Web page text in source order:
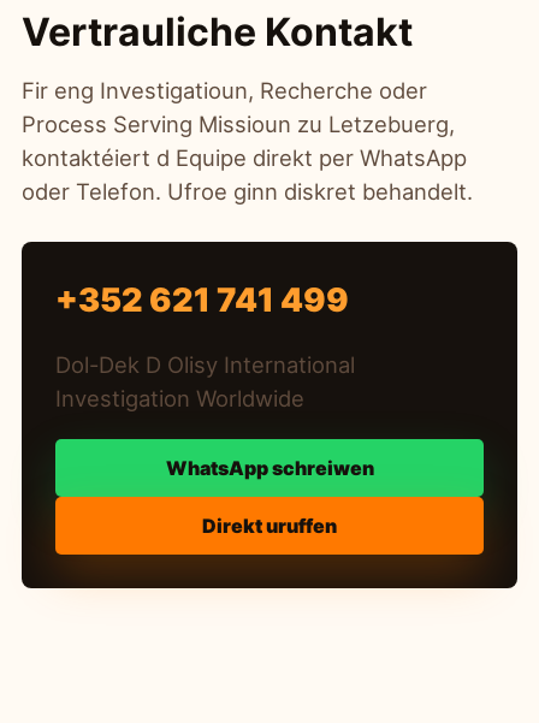
Vertrauliche Kontakt
Fir eng Investigatioun, Recherche oder
Process Serving Missioun zu Letzebuerg,
kontaktéiert d Equipe direkt per WhatsApp
oder Telefon. Ufroe ginn diskret behandelt.
+352 621 741 499
Dol-Dek D Olisy International
Investigation Worldwide
WhatsApp schreiwen
Direkt uruffen